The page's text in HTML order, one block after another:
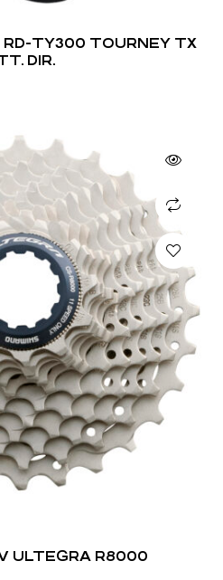
RD-TY300 TOURNEY TX
DIR.
CASSETTA 11V ULTEGRA R8000